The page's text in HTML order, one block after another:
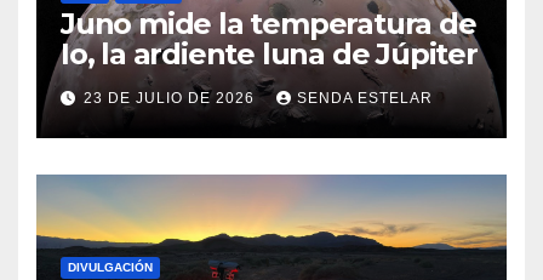
Juno mide la temperatura de
Io, la ardiente luna de Júpiter
23 DE JULIO DE 2026 SENDA ESTELAR
DIVULGACIÓN